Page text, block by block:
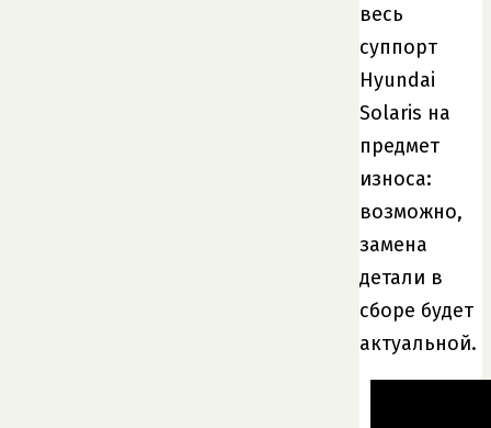
весь
суппорт
Hyundai
Solaris на
предмет
износа:
возможно,
замена
детали в
сборе будет
актуальной.